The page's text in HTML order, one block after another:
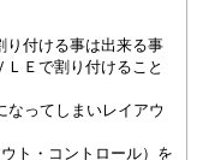
り付ける事は出来る事
Ｅで割り付けること
なってしまいレイアウ
ト・コントロール）を